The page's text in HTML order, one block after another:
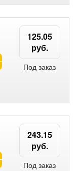
125.05
руб.
Под заказ
243.15
руб.
Под заказ